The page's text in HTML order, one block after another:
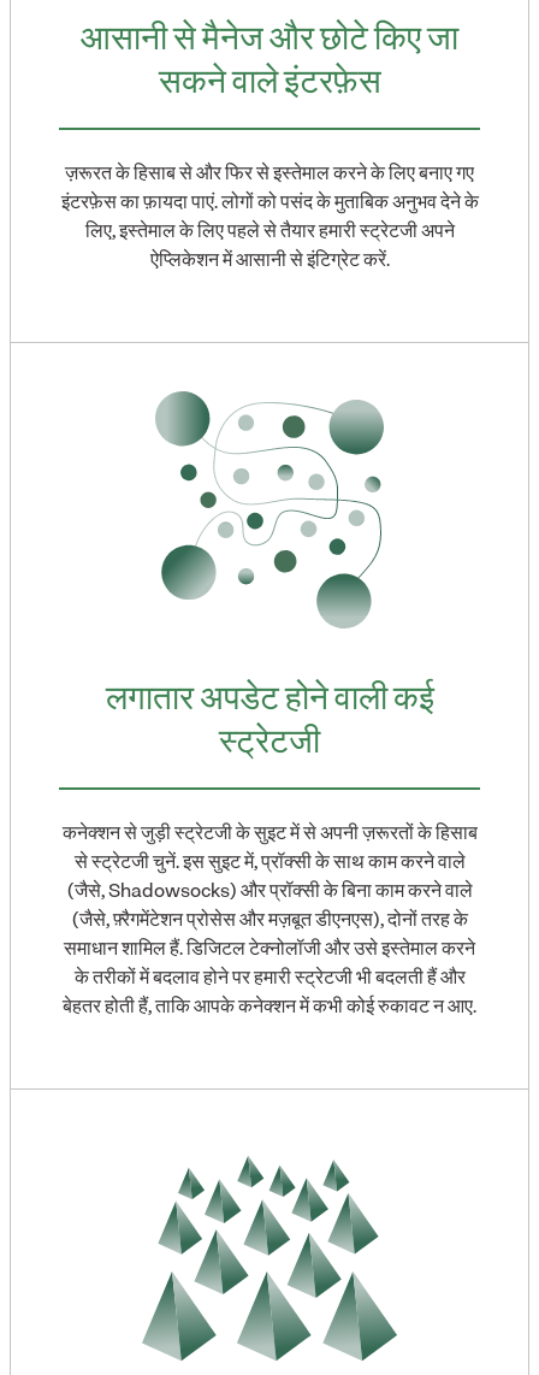
आसानी से मैनेज और छोटे किए जा
सकने वाले इंटरफ़ेस
ज़रूरत के हिसाब से और फिर से इस्तेमाल करने के लिए बनाए गए
इंटरफ़ेस का फ़ायदा पाएं. लोगों को पसंद के मुताबिक अनुभव देने के
लिए, इस्तेमाल के लिए पहले से तैयार हमारी स्ट्रेटजी अपने
ऐप्लिकेशन में आसानी से इंटिग्रेट करें.
लगातार अपडेट होने वाली कई
स्ट्रेटजी
कनेक्शन से जुड़ी स्ट्रेटजी के सुइट में से अपनी ज़रूरतों के हिसाब
से स्ट्रेटजी चुनें. इस सुइट में, प्रॉक्सी के साथ काम करने वाले
(जैसे, Shadowsocks) और प्रॉक्सी के बिना काम करने वाले
(जैसे, फ़्रैगमेंटेशन प्रोसेस और मज़बूत डीएनएस), दोनों तरह के
समाधान शामिल हैं. डिजिटल टेक्नोलॉजी और उसे इस्तेमाल करने
के तरीकों में बदलाव होने पर हमारी स्ट्रेटजी भी बदलती हैं और
बेहतर होती हैं, ताकि आपके कनेक्शन में कभी कोई रुकावट न आए.